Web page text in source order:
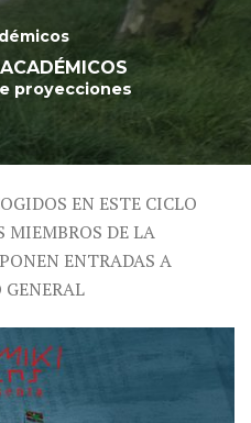
proyecciones
EN ESTE CICLO
MIEMBROS DE LA
ENTRADAS A